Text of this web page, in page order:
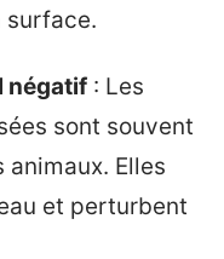
surface.
négatif : Les
sont souvent
Elles
et perturbent